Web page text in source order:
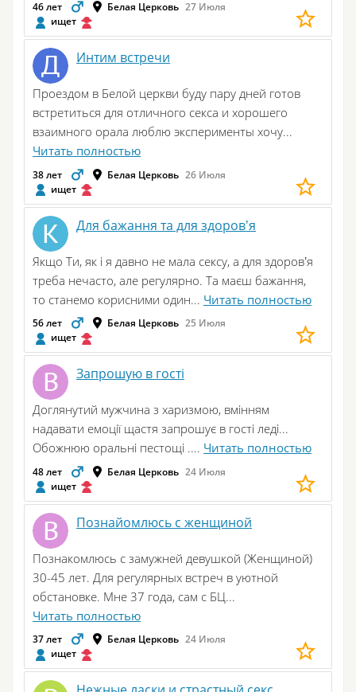
46 лет Белая Церковь 27 Июля
ищет
Интим встречи
Проездом в Белой церкви буду пару дней готов
встретиться для отличного секса и хорошего
взаимного орала люблю эксперименты хочу...
Читать полностью
38 лет Белая Церковь 26 Июля
ищет
Для бажання та для здоровʼя
Якщо Ти, як і я давно не мала сексу, а для здоровʼя
треба нечасто, але регулярно. Та маєш бажання,
то станемо корисними один... Читать полностью
56 лет Белая Церковь 25 Июля
ищет
Запрошую в гості
Доглянутий мужчина з харизмою, вмінням
надавати емоції щастя запрошує в гості леді...
Обожнюю оральні пестощі .... Читать полностью
48 лет Белая Церковь 24 Июля
ищет
Познайомлюсь с женщиной
Познакомлюсь с замужней девушкой (Женщиной)
30-45 лет. Для регулярных встреч в уютной
обстановке. Мне 37 года, сам с БЦ...
Читать полностью
37 лет Белая Церковь 24 Июля
ищет